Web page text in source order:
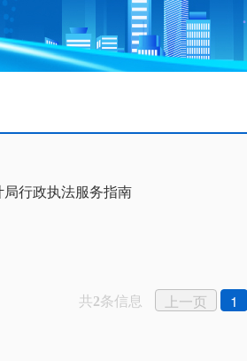
行政执法服务指南
共2条信息 上一页 1